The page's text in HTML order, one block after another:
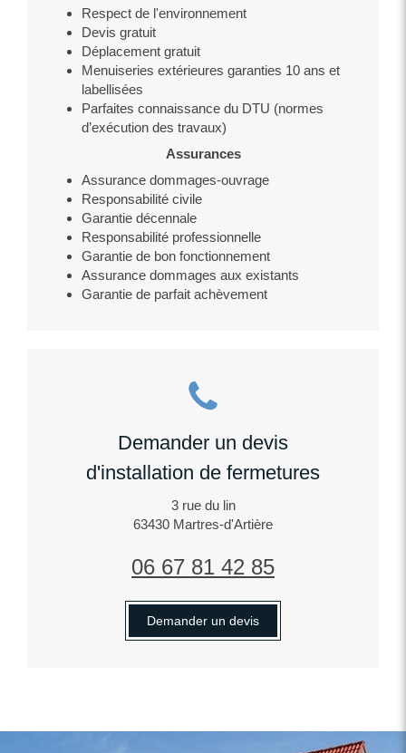
Respect de l'environnement
Devis gratuit
Déplacement gratuit
Menuiseries extérieures garanties 10 ans et
labellisées
Parfaites connaissance du DTU (normes
d’exécution des travaux)
Assurances
Assurance dommages-ouvrage
Responsabilité civile
Garantie décennale
Responsabilité professionnelle
Garantie de bon fonctionnement
Assurance dommages aux existants
Garantie de parfait achèvement
Demander un devis
d'installation de fermetures
3 rue du lin
63430 Martres-d'Artière
06 67 81 42 85
Demander un devis